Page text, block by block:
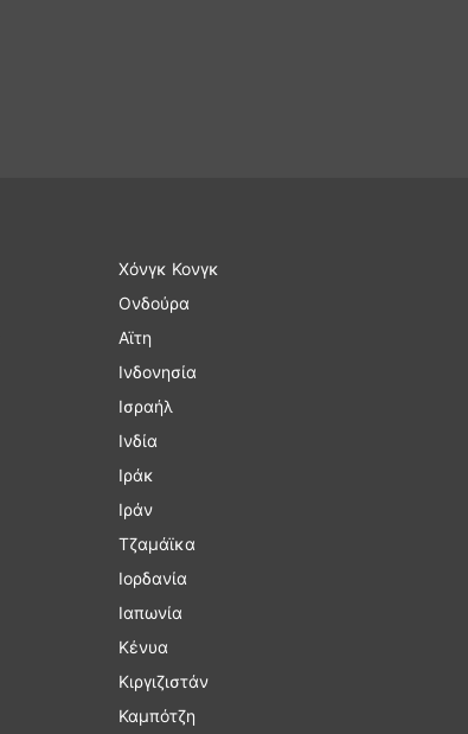
Χόνγκ Κονγκ
Ονδούρα
Αϊτη
Ινδονησία
Ισραήλ
Ινδία
Ιράκ
Ιράν
Τζαμάϊκα
Ιορδανία
Ιαπωνία
Κένυα
Κιργιζιστάν
Καμπότζη